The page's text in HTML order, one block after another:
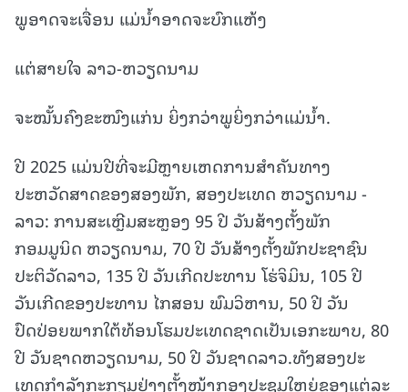
ພູອາດຈະເຈື່ອນ ແມ່ນໍ້າອາດຈະບົກແຫ້ງ
ແຕ່ສາຍໃຈ ລາວ-ຫວຽດນາມ
ຈະໝັ້ນຄົງຂະໜົງແກ່ນ ຍິ່ງກວ່າພູຍິ່ງກວ່າແມ່ນໍ້າ.
ປີ 2025 ແມ່ນປີທີ່ຈະມີຫຼາຍເຫດການສໍາຄັນທາງ
ປະຫວັດສາດຂອງສອງພັກ, ສອງປະເທດ ຫວຽດນາມ -
ລາວ: ການສະເຫຼີມສະຫຼອງ 95 ປີ ວັນສ້າງຕັ້ງພັກ
ກອມມູນິດ ຫວຽດນາມ, 70 ປີ ວັນສ້າງຕັ້ງພັກປະຊາຊົນ
ປະຕິວັດລາວ, 135 ປີ ວັນເກີດປະທານ ໂຮ່ຈິມິນ, 105 ປີ
ວັນເກີດຂອງປະທານ ໄກສອນ ພົມວິຫານ, 50 ປີ ວັນ
ປົດປ່ອຍພາກໃຕ້ທ້ອນໂຮມປະເທດຊາດເປັນເອກະພາບ, 80
ປີ ວັນຊາດຫວຽດນາມ, 50 ປີ ວັນຊາດລາວ.ທັງສອງປະ
ເທດກໍາລັງກະກຽມຢ່າງຕັ້ງໜ້າກອງປະຊຸມໃຫຍ່ຂອງແຕ່ລະ